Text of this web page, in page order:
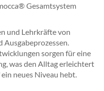
Gesamtsystem
und Lehrkräfte von
Ausgabeprozessen.
sorgen für eine
was den Alltag erleichtert
neues Niveau hebt.